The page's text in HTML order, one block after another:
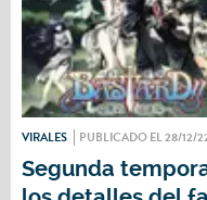
VIRALES PUBLICADO EL 28/12/
Segunda